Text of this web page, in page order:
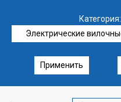
Категория:
Применить